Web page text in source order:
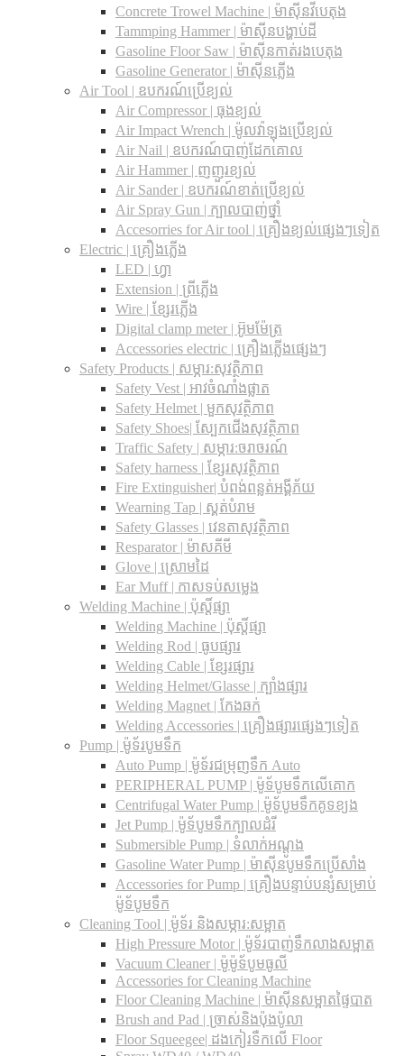
Concrete Trowel Machine | ម៉ាស៊ីនវីបេតុង
Tammping Hammer | ម៉ាស៊ីនបង្ហាប់ដី
Gasoline Floor Saw | ម៉ាស៊ីនកាត់រងបេតុង
Gasoline Generator | ម៉ាស៊ីនភ្លើង
Air Tool | ឧបករណ៍ប្រើខ្យល់
Air Compressor | ធុងខ្យល់
Air Impact Wrench | ម៉ូលវ៉ាឡុងប្រើខ្យល់
Air Nail | ឧបករណ៍បាញ់ដែកគោល
Air Hammer | ញញួរខ្យល់
Air Sander | ឧបករណ៍ខាត់ប្រើខ្យល់
Air Spray Gun | ក្បាលបាញ់ថ្នាំ
Accesorries for Air tool | គ្រឿងខ្យល់ផ្សេងៗទៀត
Electric | គ្រឿងភ្លើង
LED | ហ្វា
Extension | ព្រីភ្លើង
Wire | ខ្សែរភ្លើង
Digital clamp meter | អ៊ូមម៉ែត្រ
Accessories electric | គ្រឿងភ្លើងផ្សេងៗ
Safety Products | សម្ភារ:សុវត្ថិភាព
Safety Vest | អាវចំណាំងផ្លាត
Safety Helmet | មួកសុវត្ថិភាព
Safety Shoes| ស្បែកជើងសុវត្ថិភាព
Traffic Safety​ | សម្ភារ:ចរាចរណ៍
Safety harness | ខ្សែរសុវត្ថិភាព
Fire Extinguisher| បំពង់ពន្លត់អង្គីភ័យ
Wearning Tap | ស្គត់បំរាម
Safety Glasses | វេនតាសុវត្ថិភាព
Resparator | ម៉ាសគីមី
Glove | ស្រោមដៃ
Ear Muff | កាសទប់សម្លេង
Welding Machine | ប៉ុស្តិ៍ផ្សា
Welding Machine | ប៉ុស្តិ៍ផ្សា
Welding Rod | ធូបផ្សារ
Welding Cable | ខ្សែរផ្សារ
Welding Helmet/Glasse | ក្បាំងផ្សារ
Welding Magnet | កែងឆក់
Welding Accessories | គ្រឿងផ្សារផ្សេងៗទៀត
Pump | ម៉ូទ័របូមទឹក
Auto Pump | ម៉ូទ័រជម្រុញទឹក Auto
PERIPHERAL PUMP | ម៉ូទ័បូមទឹកលើគោក
Centrifugal Water Pump | ម៉ូទ័បូមទឹកគូទខ្យង
Jet Pump | ម៉ូទ័បូមទឹកក្បាលដំរី
Submersible Pump | ទំលាក់អណ្តូង
Gasoline Water Pump | ម៉ាស៊ីនបូមទឹកប្រើសាំង
Accessories for Pump | គ្រឿងបន្ទាប់បន្សំសម្រាប់
ម៉ូទ័បូមទឹក
Cleaning Tool | ម៉ូទ័រ និងសម្ភារ:សម្អាត
High Pressure Motor | ម៉ូទ័របាញ់ទឹកលាងសម្អាត
Vacuum Cleaner | ម៉ូម៉ូទ័បូមធូលី
Accessories for Cleaning Machine
Floor Cleaning Machine | ម៉ាស៊ីនសម្អាតផ្ទៃបាត
Brush and Pad | ច្រាស់និងប៉ុងប៉ូលា
Floor Squeegee| ដងកៀរទឺកលើ Floor